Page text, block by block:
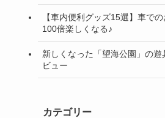
【車内便利グッズ15選】車で
100倍楽しくなる♪
新しくなった「望海公園」の遊
ビュー
カテゴリー